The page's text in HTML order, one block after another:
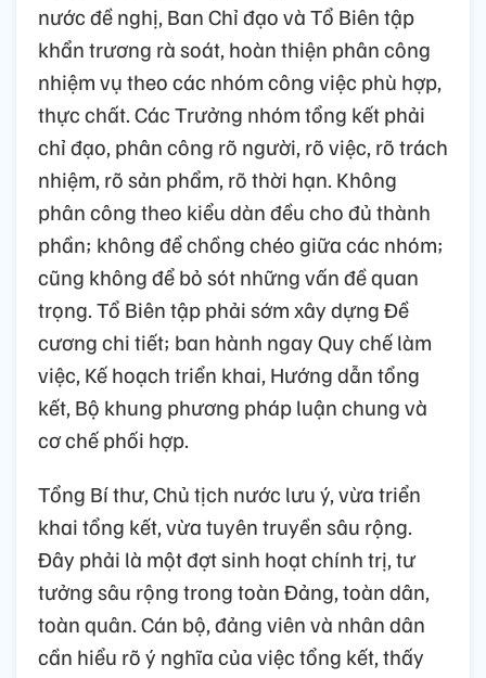
nước đề nghị, Ban Chỉ đạo và Tổ Biên tập
khẩn trương rà soát, hoàn thiện phân công
nhiệm vụ theo các nhóm công việc phù hợp,
thực chất. Các Trưởng nhóm tổng kết phải
chỉ đạo, phân công rõ người, rõ việc, rõ trách
nhiệm, rõ sản phẩm, rõ thời hạn. Không
phân công theo kiểu dàn đều cho đủ thành
phần; không để chồng chéo giữa các nhóm;
cũng không để bỏ sót những vấn đề quan
trọng. Tổ Biên tập phải sớm xây dựng Đề
cương chi tiết; ban hành ngay Quy chế làm
việc, Kế hoạch triển khai, Hướng dẫn tổng
kết, Bộ khung phương pháp luận chung và
cơ chế phối hợp.
Tổng Bí thư, Chủ tịch nước lưu ý, vừa triển
khai tổng kết, vừa tuyên truyền sâu rộng.
Đây phải là một đợt sinh hoạt chính trị, tư
tưởng sâu rộng trong toàn Đảng, toàn dân,
toàn quân. Cán bộ, đảng viên và nhân dân
cần hiểu rõ ý nghĩa của việc tổng kết, thấy